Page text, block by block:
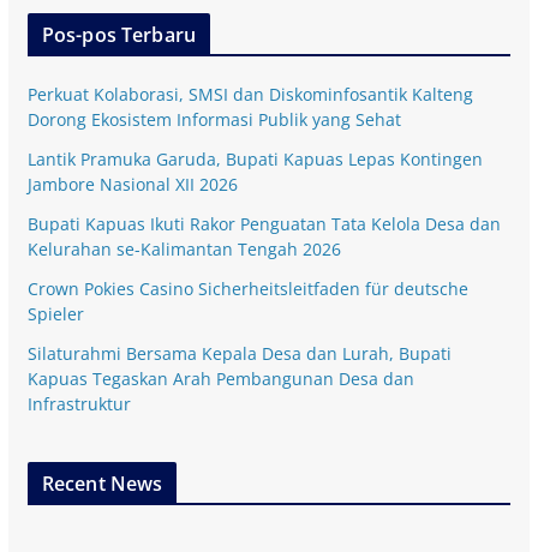
Pos-pos Terbaru
Perkuat Kolaborasi, SMSI dan Diskominfosantik Kalteng
Dorong Ekosistem Informasi Publik yang Sehat
Lantik Pramuka Garuda, Bupati Kapuas Lepas Kontingen
Jambore Nasional XII 2026
Bupati Kapuas Ikuti Rakor Penguatan Tata Kelola Desa dan
Kelurahan se-Kalimantan Tengah 2026
Crown Pokies Casino Sicherheitsleitfaden für deutsche
Spieler
Silaturahmi Bersama Kepala Desa dan Lurah, Bupati
Kapuas Tegaskan Arah Pembangunan Desa dan
Infrastruktur
Recent News